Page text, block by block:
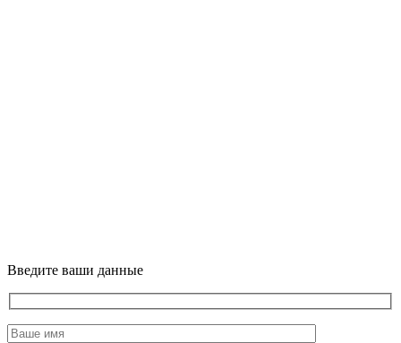
Введите ваши данные